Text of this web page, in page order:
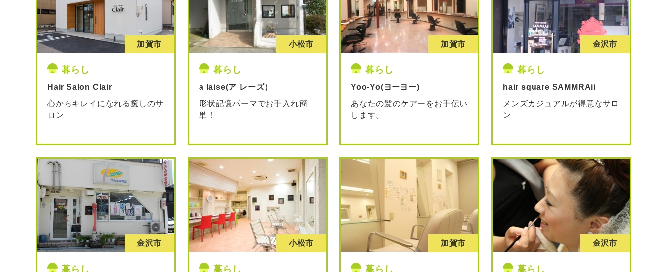
加賀市
暮らし
Hair Salon Clair
心からキレイになれる癒しのサ
ロン
小松市
暮らし
a laise(ア レーズ）
形状記憶パーマでお手入れ簡
単！
加賀市
暮らし
Yoo-Yo(ヨーヨー)
あなたの髪のケアーをお手伝い
します。
金沢市
暮らし
hair square SAMMRAii
メンズカジュアルが得意なサロ
ン
金沢市
暮らし
小松市
暮らし
加賀市
暮らし
金沢市
暮らし